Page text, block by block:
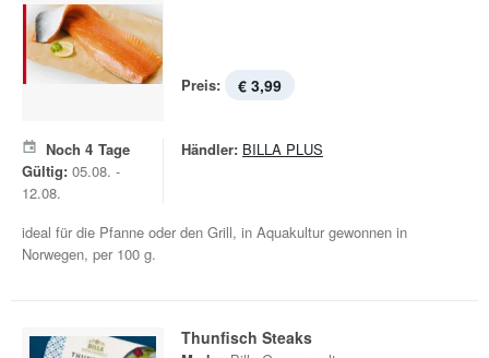
Preis: € 3,99
Noch 4 Tage
Gültig: 05.08. -
12.08.
Händler: BILLA PLUS
ideal für die Pfanne oder den Grill, in Aquakultur gewonnen in
Norwegen, per 100 g.
Thunfisch Steaks